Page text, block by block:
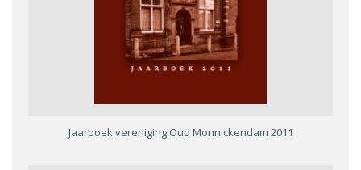
Jaarboek vereniging Oud Monnickendam 2011